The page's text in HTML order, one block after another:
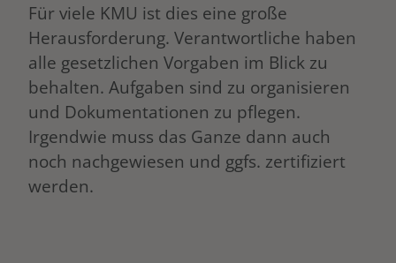
Für viele KMU ist dies eine große
Herausforderung. Verantwortliche haben
alle gesetzlichen Vorgaben im Blick zu
behalten. Aufgaben sind zu organisieren
und Dokumentationen zu pflegen.
Irgendwie muss das Ganze dann auch
noch nachgewiesen und ggfs. zertifiziert
werden.